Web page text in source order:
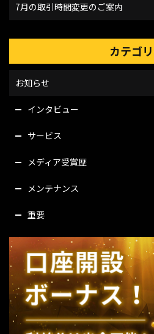
7月の取引時間変更のご案内
カテゴ
お知らせ
インタビュー
サービス
メディア受賞歴
メンテナンス
重要